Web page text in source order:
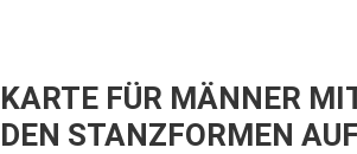
KARTE FÜR MÄNNER
DEN STANZFORMEN